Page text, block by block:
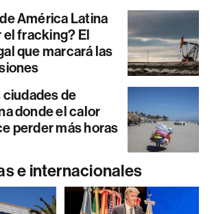
América Latina
fracking? El
que marcará las
ciudades de
donde el calor
perder más horas
e internacionales